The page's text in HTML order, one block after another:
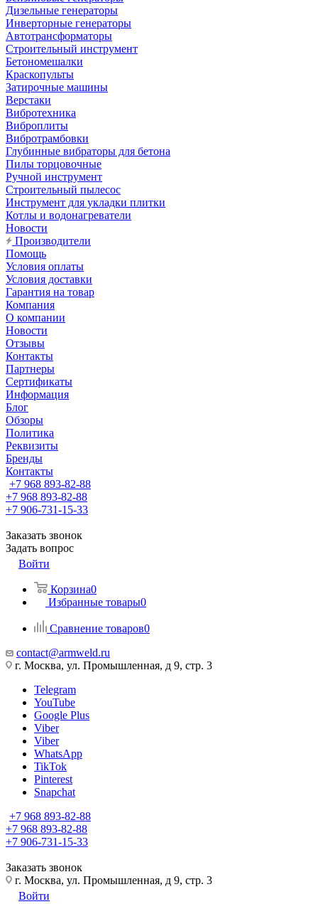
Дизельные генераторы
Инверторные генераторы
Автотрансформаторы
Строительный инструмент
Бетономешалки
Краскопульты
Затирочные машины
Верстаки
Вибротехника
Виброплиты
Вибротрамбовки
Глубинные вибраторы для бетона
Пилы торцовочные
Ручной инструмент
Строительный пылесос
Инструмент для укладки плитки
Котлы и водонагреватели
Новости
Производители
Помощь
Условия оплаты
Условия доставки
Гарантия на товар
Компания
О компании
Новости
Отзывы
Контакты
Партнеры
Сертификаты
Информация
Блог
Обзоры
Политика
Реквизиты
Бренды
Контакты
+7 968 893-82-88
+7 968 893-82-88
+7 906-731-15-33
Заказать звонок
Задать вопрос
Войти
Корзина0
Избранные товары0
Сравнение товаров0
contact@armweld.ru
г. Москва, ул. Промышленная, д 9, стр. 3
Telegram
YouTube
Google Plus
Viber
Viber
WhatsApp
TikTok
Pinterest
Snapchat
+7 968 893-82-88
+7 968 893-82-88
+7 906-731-15-33
Заказать звонок
г. Москва, ул. Промышленная, д 9, стр. 3
Войти